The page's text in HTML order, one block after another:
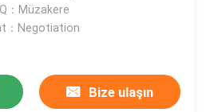
：Müzakere
：Negotiation
Bize ulaşın